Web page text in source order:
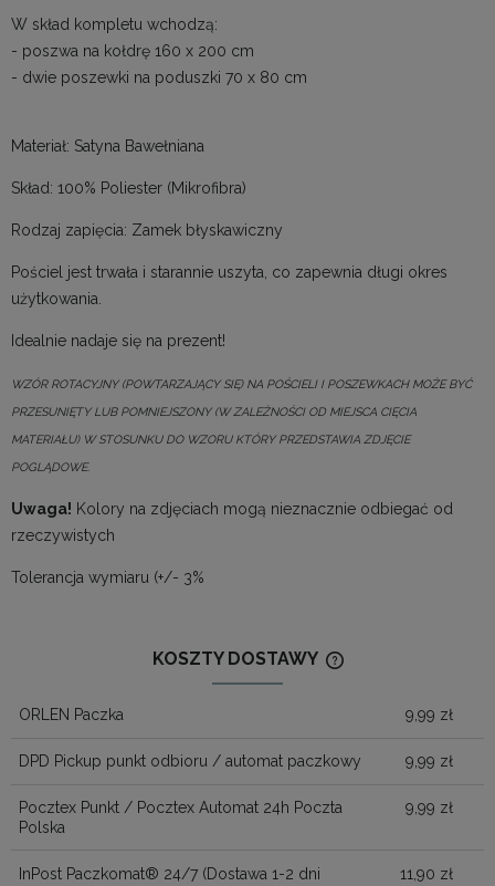
W skład kompletu wchodzą:
- poszwa na kołdrę 160 x 200 cm
- dwie poszewki na poduszki 70 x 80 cm
Materiał: Satyna Bawełniana
Skład: 100% Poliester (Mikrofibra)
Rodzaj zapięcia: Zamek błyskawiczny
Pościel jest trwała i starannie uszyta, co zapewnia długi okres
użytkowania.
Idealnie nadaje się na prezent!
WZÓR ROTACYJNY (POWTARZAJĄCY SIĘ) NA POŚCIELI I POSZEWKACH MOŻE BYĆ
PRZESUNIĘTY LUB POMNIEJSZONY (W ZALEŻNOŚCI OD MIEJSCA CIĘCIA
MATERIAŁU) W STOSUNKU DO WZORU KTÓRY PRZEDSTAWIA ZDJĘCIE
POGLĄDOWE.
Uwaga! Kolory na zdjęciach mogą nieznacznie odbiegać od
rzeczywistych
Tolerancja wymiaru (+/- 3%
KOSZTY DOSTAWY
ORLEN Paczka 9,99 zł
DPD Pickup punkt odbioru / automat paczkowy 9,99 zł
Pocztex Punkt / Pocztex Automat 24h Poczta
Polska
9,99 zł
InPost Paczkomat® 24/7 (Dostawa 1-2 dni
11,90 zł